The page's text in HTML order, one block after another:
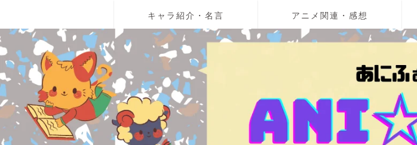
キャラ紹介・名言 アニメ関連・感想